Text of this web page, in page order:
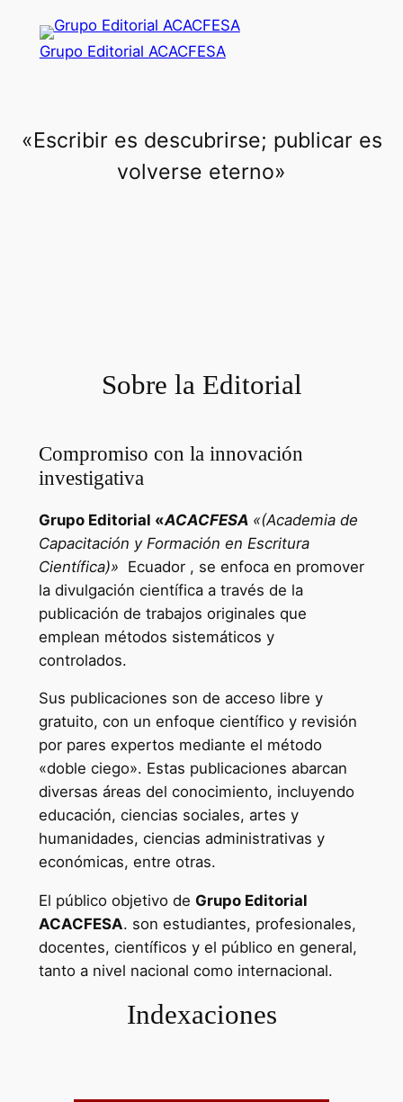
contenido
Grupo Editorial ACACFESA
«Escribir es descubrirse; publicar es
volverse eterno»
Sobre la Editorial
Compromiso con la innovación
investigativa
Grupo Editorial «ACACFESA «(Academia de
Capacitación y Formación en Escritura
Científica)» Ecuador , se enfoca en promover
la divulgación científica a través de la
publicación de trabajos originales que
emplean métodos sistemáticos y
controlados.
Sus publicaciones son de acceso libre y
gratuito, con un enfoque científico y revisión
por pares expertos mediante el método
«doble ciego». Estas publicaciones abarcan
diversas áreas del conocimiento, incluyendo
educación, ciencias sociales, artes y
humanidades, ciencias administrativas y
económicas, entre otras.
El público objetivo de Grupo Editorial
ACACFESA. son estudiantes, profesionales,
docentes, científicos y el público en general,
tanto a nivel nacional como internacional.
Indexaciones